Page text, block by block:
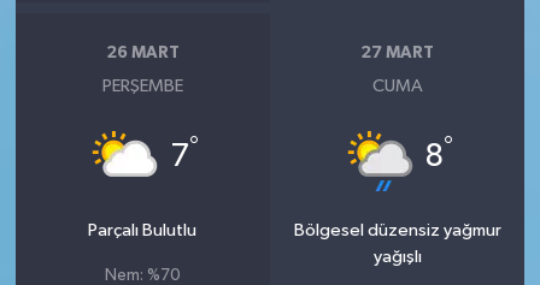
26 MART
PERŞEMBE
7°
Parçalı Bulutlu
Nem: %70
27 MART
CUMA
8°
Bölgesel düzensiz yağmur
yağışlı